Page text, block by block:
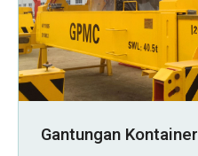
Gantungan Kontainer